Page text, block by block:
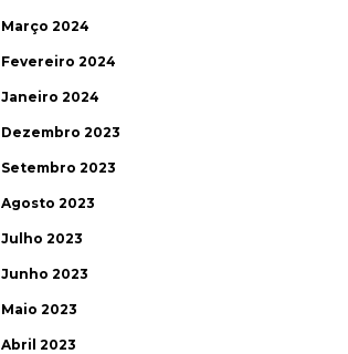
Março 2024
Fevereiro 2024
Janeiro 2024
Dezembro 2023
Setembro 2023
Agosto 2023
Julho 2023
Junho 2023
Maio 2023
Abril 2023